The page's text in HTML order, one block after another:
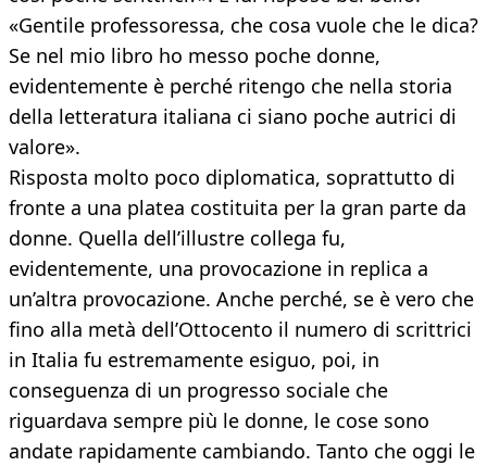
«Gentile professoressa, che cosa vuole che le dica?
Se nel mio libro ho messo poche donne,
evidentemente è perché ritengo che nella storia
della letteratura italiana ci siano poche autrici di
valore».
Risposta molto poco diplomatica, soprattutto di
fronte a una platea costituita per la gran parte da
donne. Quella dell’illustre collega fu,
evidentemente, una provocazione in replica a
un’altra provocazione. Anche perché, se è vero che
fino alla metà dell’Ottocento il numero di scrittrici
in Italia fu estremamente esiguo, poi, in
conseguenza di un progresso sociale che
riguardava sempre più le donne, le cose sono
andate rapidamente cambiando. Tanto che oggi le